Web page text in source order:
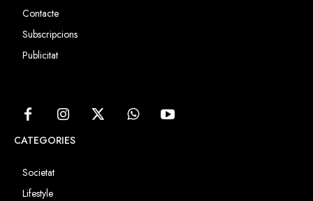
Contacte
Subscripcions
Publicitat
CATEGORIES
Societat
Lifestyle